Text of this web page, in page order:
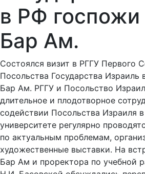
в РФ госпожи
Бар Ам.
Состоялся визит в РГГУ Первого
Посольства Государства Израиль
Бар Ам. РГГУ и Посольство
длительное и плодотворное
содействии Посольства Израиля
университете регулярно
по актуальным проблемам,
художественные выставки. На
Бар Ам и проректора по учебной